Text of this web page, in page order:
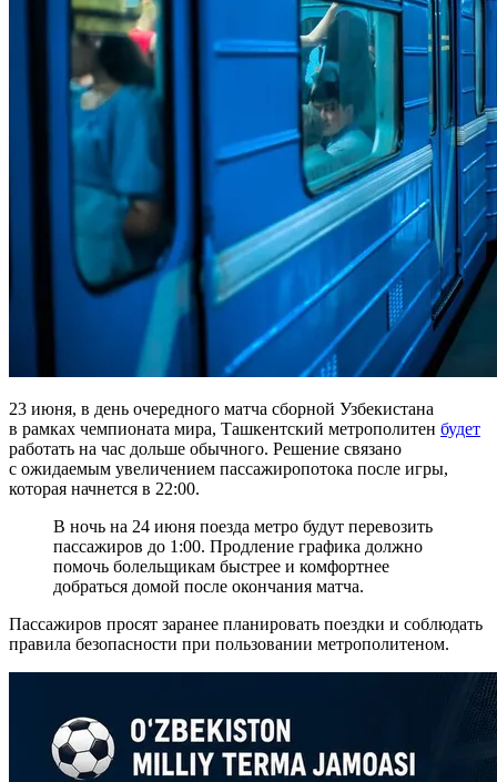
23 июня, в день очередного матча сборной Узбекистана
в рамках чемпионата мира, Ташкентский метрополитен будет
работать на час дольше обычного. Решение связано
с ожидаемым увеличением пассажиропотока после игры,
которая начнется в 22:00.
В ночь на 24 июня поезда метро будут перевозить
пассажиров до 1:00. Продление графика должно
помочь болельщикам быстрее и комфортнее
добраться домой после окончания матча.
Пассажиров просят заранее планировать поездки и соблюдать
правила безопасности при пользовании метрополитеном.